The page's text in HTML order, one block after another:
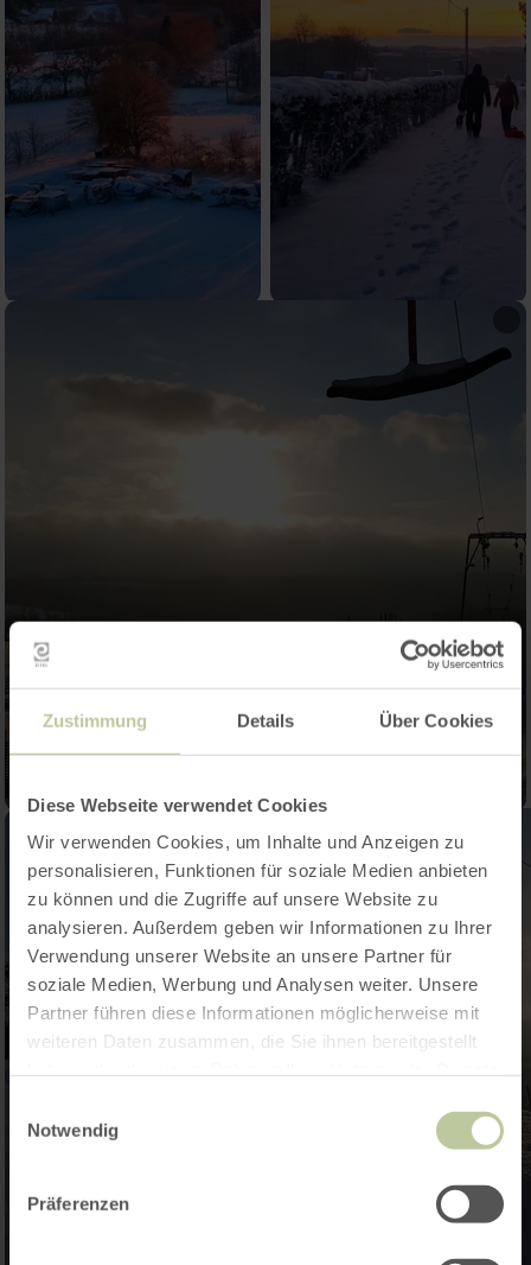
Zustimmung Details Über Cookies
Diese Webseite verwendet Cookies
Wir verwenden Cookies, um Inhalte und Anzeigen zu
personalisieren, Funktionen für soziale Medien anbieten
zu können und die Zugriffe auf unsere Website zu
analysieren. Außerdem geben wir Informationen zu Ihrer
Verwendung unserer Website an unsere Partner für
soziale Medien, Werbung und Analysen weiter. Unsere
Partner führen diese Informationen möglicherweise mit
weiteren Daten zusammen, die Sie ihnen bereitgestellt
Notwendig
Präferenzen